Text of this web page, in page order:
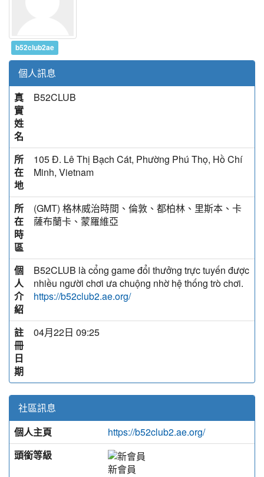
b52club2ae
個人訊息
真
實
姓
名
B52CLUB
所
在
地
105 Đ. Lê Thị Bạch Cát, Phường Phú Thọ, Hồ Chí
Minh, Vietnam
所
在
時
區
(GMT) 格林威治時間、倫敦、都柏林、里斯本、卡
薩布蘭卡、蒙羅維亞
個
人
介
紹
B52CLUB là cổng game đổi thưởng trực tuyến được
nhiều người chơi ưa chuộng nhờ hệ thống trò chơi.
https://b52club2.ae.org/
註
冊
日
期
04月22日 09:25
社區訊息
個人主頁
https://b52club2.ae.org/
頭銜等級
新會員